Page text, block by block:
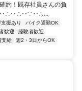
約！既存社員さんの負
援あり
バイク通勤OK
歓迎
経験者歓迎
支給
週2・3日からOK